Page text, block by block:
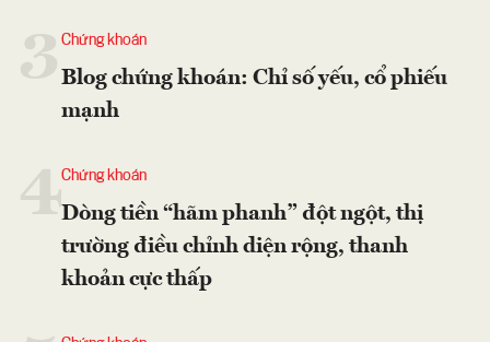
Chứng khoán
Blog chứng khoán: Chỉ số yếu, cổ phiếu
mạnh
4Chứng khoán
Dòng tiền “hãm phanh” đột ngột, thị
trường điều chỉnh diện rộng, thanh
khoản cực thấp